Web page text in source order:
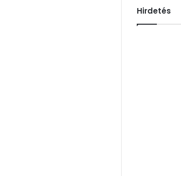
Hirdetés